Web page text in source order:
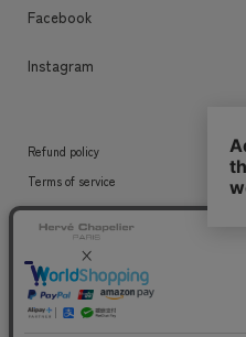
Facebook
Instagram
Refund policy
Terms of service
Legal notice